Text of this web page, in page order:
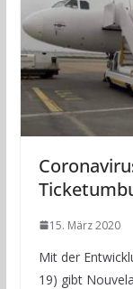
15. März 2020
Mit der
19) gibt